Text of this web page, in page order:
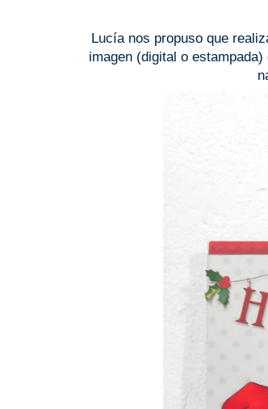
Lucía nos propuso que
imagen (digital o